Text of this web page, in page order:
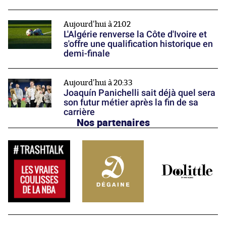
Aujourd'hui à 21:02
L'Algérie renverse la Côte d'Ivoire et
s'offre une qualification historique en
demi-finale
Aujourd'hui à 20:33
Joaquín Panichelli sait déjà quel sera
son futur métier après la fin de sa
carrière
Nos partenaires